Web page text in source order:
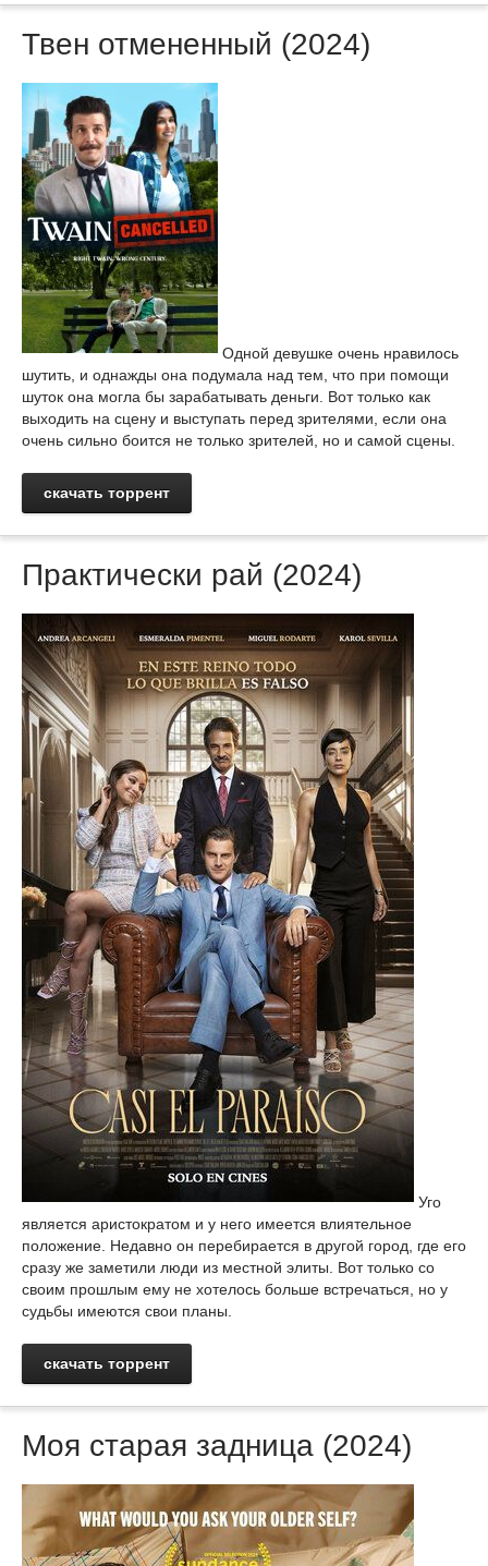
Твен отмененный (2024)
Одной девушке очень нравилось
шутить, и однажды она подумала над тем, что при помощи
шуток она могла бы зарабатывать деньги. Вот только как
выходить на сцену и выступать перед зрителями, если она
очень сильно боится не только зрителей, но и самой сцены.
скачать торрент
Практически рай (2024)
Уго
является аристократом и у него имеется влиятельное
положение. Недавно он перебирается в другой город, где его
сразу же заметили люди из местной элиты. Вот только со
своим прошлым ему не хотелось больше встречаться, но у
судьбы имеются свои планы.
скачать торрент
Моя старая задница (2024)